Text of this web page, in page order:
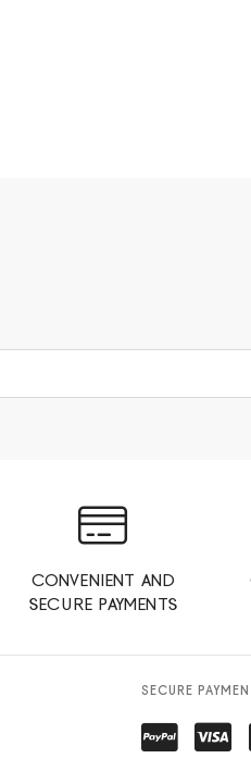
CONVENIENT AND
SECURE PAYMENTS
SECURE